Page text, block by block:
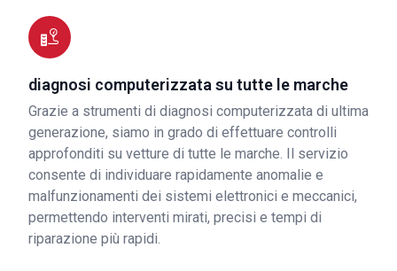
diagnosi computerizzata su tutte le marche
Grazie a strumenti di diagnosi computerizzata di ultima
generazione, siamo in grado di effettuare controlli
approfonditi su vetture di tutte le marche. Il servizio
consente di individuare rapidamente anomalie e
malfunzionamenti dei sistemi elettronici e meccanici,
permettendo interventi mirati, precisi e tempi di
riparazione più rapidi.